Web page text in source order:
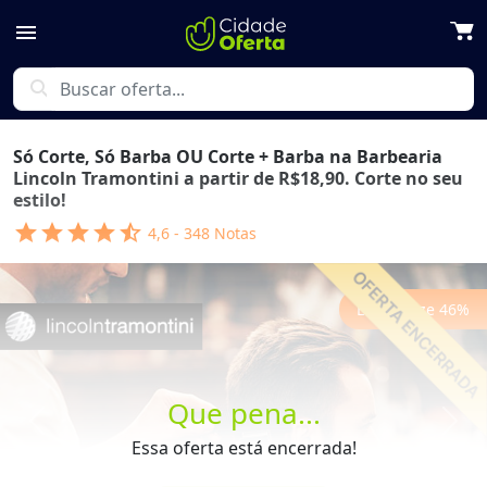
menu
search
Que pena...
Essa oferta está encerrada!
Só Corte, Só Barba OU Corte + Barba na Barbearia
Lincoln Tramontini a partir de R$18,90. Corte no seu
estilo!
starstarstarstarstar_half 4,6 - 348 Notas
Economize 46%